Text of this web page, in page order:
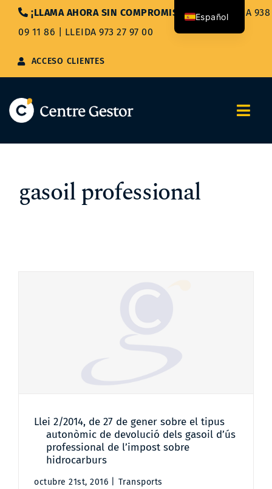
Saltar
contenido
¡LLAMA AHORA SIN COMPROMISO!|BARCELONA 938
09 11 86
LLEIDA 973 27 97 00
ACCESO CLIENTES
Servicios
gasoil professional
Llei 2/2014, de 27 de gener sobre el tipus
autonòmic de devolució dels gasoil d’ús
professional de l’impost sobre
hidrocarburs
octubre 21st, 2016 Transports
Español
Català